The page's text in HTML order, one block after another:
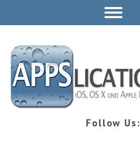
Follow Us: